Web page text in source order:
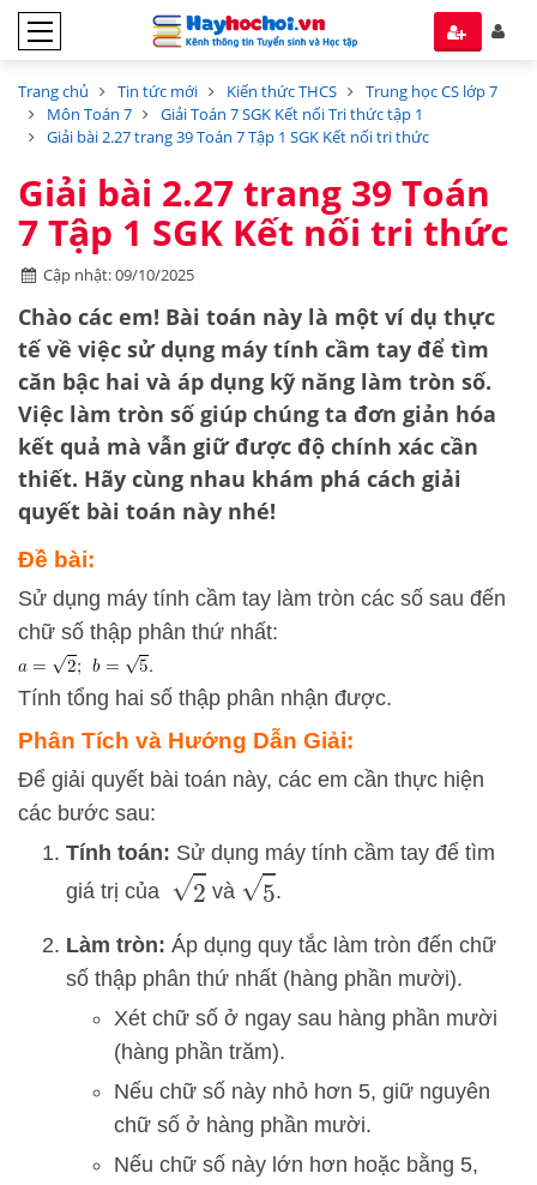
Trang chủ Tin tức mới Kiến thức THCS
Trung học CS lớp 7
Môn Toán 7
Giải Toán 7 SGK Kết nối Tri thức tập 1
Giải bài 2.27 trang 39 Toán 7 Tập 1 SGK Kết nối tri thức
Giải bài 2.27 trang 39 Toán
7 Tập 1 SGK Kết nối tri thức
Cập nhật: 09/10/2025
Chào các em! Bài toán này là một ví dụ thực
tế về việc sử dụng máy tính cầm tay để tìm
căn bậc hai và áp dụng kỹ năng làm tròn số.
Việc làm tròn số giúp chúng ta đơn giản hóa
kết quả mà vẫn giữ được độ chính xác cần
thiết. Hãy cùng nhau khám phá cách giải
quyết bài toán này nhé!
Đề bài:
Sử dụng máy tính cầm tay làm tròn các số sau đến
chữ số thập phân thứ nhất:
Tính tổng hai số thập phân nhận được.
Phân Tích và Hướng Dẫn Giải:
Để giải quyết bài toán này, các em cần thực hiện
các bước sau:
Tính toán: Sử dụng máy tính cầm tay để tìm
giá trị của 2 và 5 .
Làm tròn: Áp dụng quy tắc làm tròn đến chữ
số thập phân thứ nhất (hàng phần mười).
Xét chữ số ở ngay sau hàng phần mười
(hàng phần trăm).
Nếu chữ số này nhỏ hơn 5, giữ nguyên
chữ số ở hàng phần mười.
Nếu chữ số này lớn hơn hoặc bằng 5,